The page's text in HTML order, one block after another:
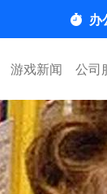
办
游戏新闻 公司